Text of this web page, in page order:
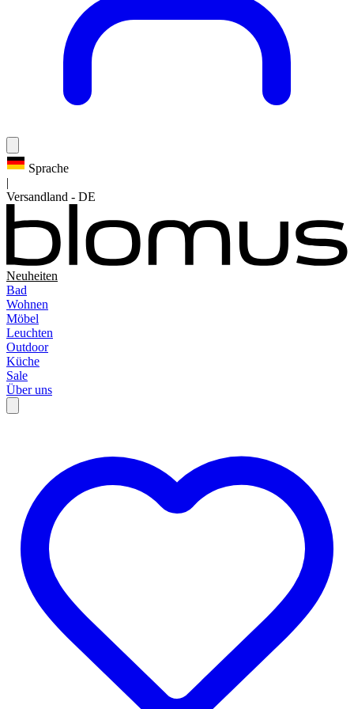
Sprache
|
Versandland - DE
Neuheiten
Bad
Wohnen
Möbel
Leuchten
Outdoor
Küche
Sale
Über uns